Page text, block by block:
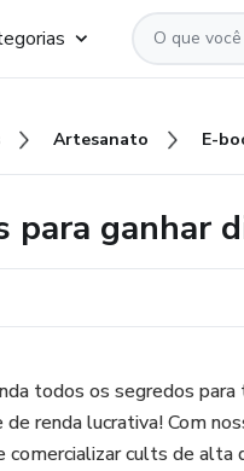
Artesanato
para ganhar
todos os segredos
renda lucrativa! Com
comercializar cults de